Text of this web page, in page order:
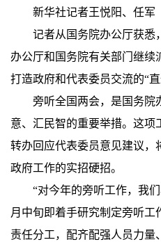
新华社记者王悦阳、任军
记者从国务院办公厅获悉
办公厅和国务院有关部门继续
打造政府和代表委员交流的“直
旁听全国两会，是国务院
意、汇民智的重要举措。这
转办回应代表委员意见建议，
政府工作的实招硬招。
“对今年的旁听工作，我
月中旬即着手研究制定旁听
责任分工，配齐配强人员力量